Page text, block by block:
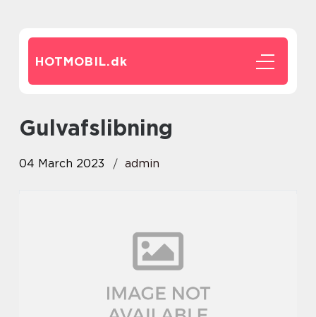
HOTMOBIL.dk
gulvafslibning
04 March 2023 admin